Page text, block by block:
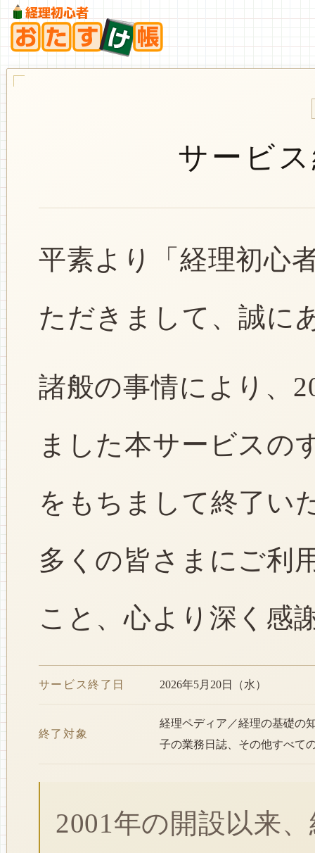
サービ
平素より「経理初心
ただきまして、誠に
諸般の事情により、
ました本サービスの
をもちまして終了い
多くの皆さまにご利
こと、心より深く感
サービス終了日 2026年5月20日（水）
終了対象
経理ペディア／経理の基礎の
子の業務日誌、その他すべて
2001年の開設以来